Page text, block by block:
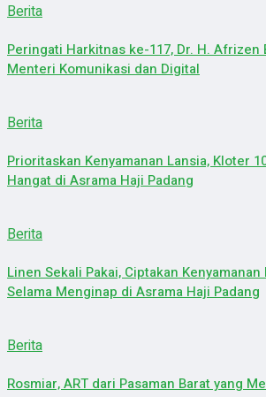
Berita
Peringati Harkitnas ke-117, Dr. H. Afrizen
Menteri Komunikasi dan Digital
Berita
Prioritaskan Kenyamanan Lansia, Kloter
Hangat di Asrama Haji Padang
Berita
Linen Sekali Pakai, Ciptakan
Selama Menginap di Asrama Haji Padang
Berita
Rosmiar, ART dari Pasaman Barat yang